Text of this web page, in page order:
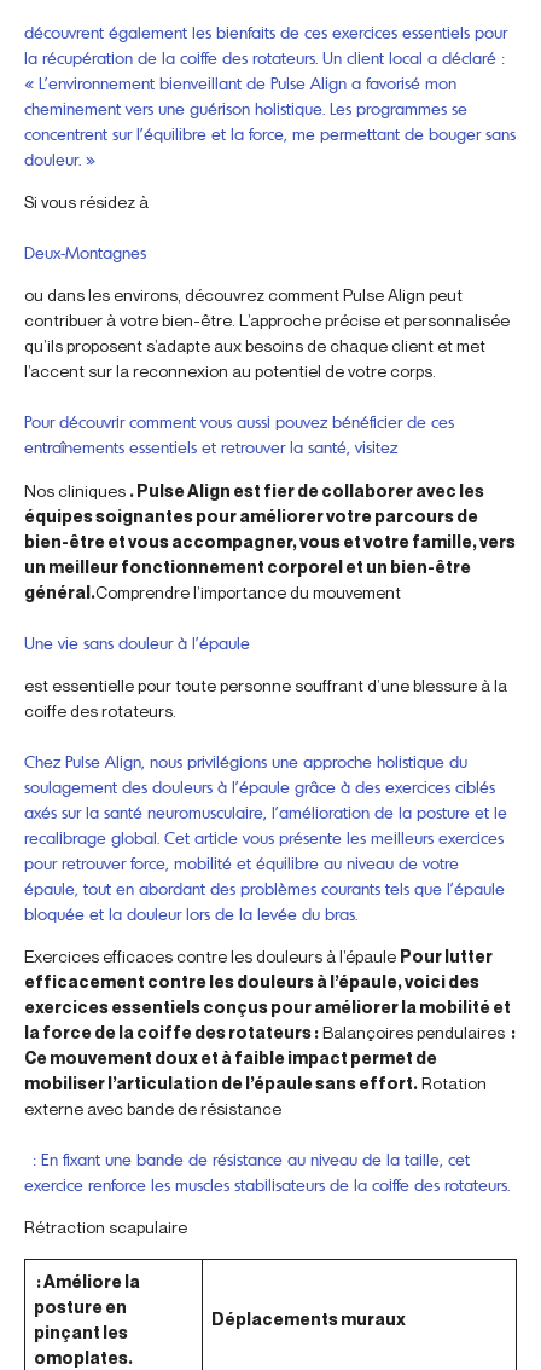
découvrent également les bienfaits de ces exercices essentiels pour
la récupération de la coiffe des rotateurs. Un client local a déclaré :
« L’environnement bienveillant de Pulse Align a favorisé mon
cheminement vers une guérison holistique. Les programmes se
concentrent sur l’équilibre et la force, me permettant de bouger sans
douleur. »
Si vous résidez à
Deux-Montagnes
ou dans les environs, découvrez comment Pulse Align peut
contribuer à votre bien-être. L’approche précise et personnalisée
qu’ils proposent s’adapte aux besoins de chaque client et met
l’accent sur la reconnexion au potentiel de votre corps.
Pour découvrir comment vous aussi pouvez bénéficier de ces
entraînements essentiels et retrouver la santé, visitez
Nos cliniques . Pulse Align est fier de collaborer avec les
équipes soignantes pour améliorer votre parcours de
bien-être et vous accompagner, vous et votre famille, vers
un meilleur fonctionnement corporel et un bien-être
général.Comprendre l’importance du mouvement
Une vie sans douleur à l’épaule
est essentielle pour toute personne souffrant d’une blessure à la
coiffe des rotateurs.
Chez Pulse Align, nous privilégions une approche holistique du
soulagement des douleurs à l’épaule grâce à des exercices ciblés
axés sur la santé neuromusculaire, l’amélioration de la posture et le
recalibrage global. Cet article vous présente les meilleurs exercices
pour retrouver force, mobilité et équilibre au niveau de votre
épaule, tout en abordant des problèmes courants tels que l’épaule
bloquée et la douleur lors de la levée du bras.
Exercices efficaces contre les douleurs à l’épaule Pour lutter
efficacement contre les douleurs à l’épaule, voici des
exercices essentiels conçus pour améliorer la mobilité et
la force de la coiffe des rotateurs :Balançoires pendulaires :
Ce mouvement doux et à faible impact permet de
mobiliser l’articulation de l’épaule sans effort.Rotation
externe avec bande de résistance
: En fixant une bande de résistance au niveau de la taille, cet
exercice renforce les muscles stabilisateurs de la coiffe des rotateurs.
Rétraction scapulaire
: Améliore la
posture en
pinçant les
omoplates.
Déplacements muraux